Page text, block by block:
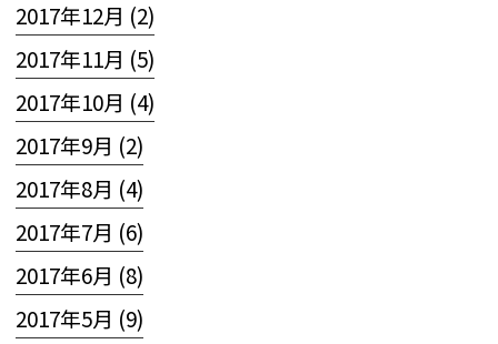
2017年12月 (2)
2017年11月 (5)
2017年10月 (4)
2017年9月 (2)
2017年8月 (4)
2017年7月 (6)
2017年6月 (8)
2017年5月 (9)